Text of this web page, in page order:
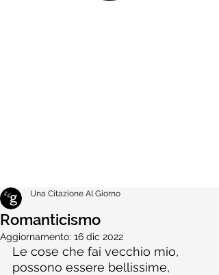
Romanticismo
Una Citazione Al Giorno
Aggiornamento: 16 dic 2022
​Le cose che fai vecchio mio,
possono essere bellissime,